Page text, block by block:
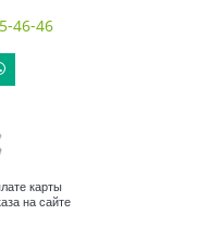
46-46
карты
на сайте